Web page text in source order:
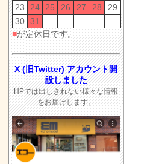
23
24 25 26 27 28
29
30 31
■が定休日です。
X (旧Twitter) アカウント開
設しました
HPでは出しきれない様々な情報
をお届けします。